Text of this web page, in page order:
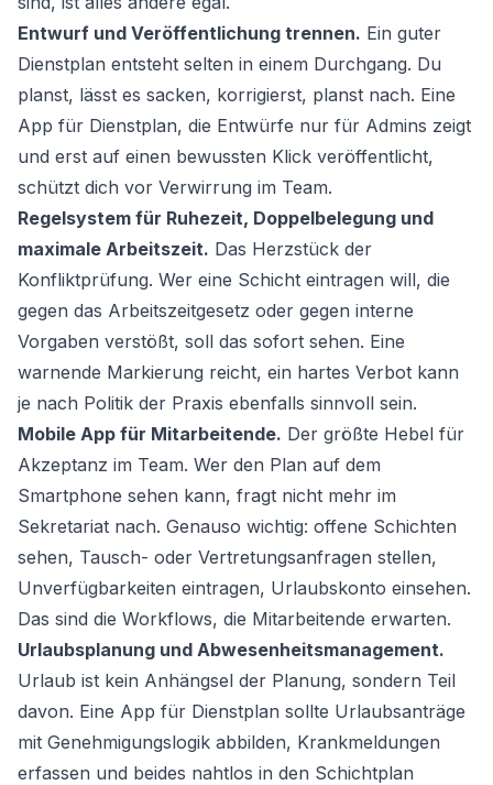
Entwurf und Veröffentlichung trennen. Ein guter
Dienstplan entsteht selten in einem Durchgang. Du
planst, lässt es sacken, korrigierst, planst nach. Eine
App für Dienstplan, die Entwürfe nur für Admins zeigt
und erst auf einen bewussten Klick veröffentlicht,
schützt dich vor Verwirrung im Team.
Regelsystem für Ruhezeit, Doppelbelegung und
maximale Arbeitszeit. Das Herzstück der
Konfliktprüfung. Wer eine Schicht eintragen will, die
gegen das Arbeitszeitgesetz oder gegen interne
Vorgaben verstößt, soll das sofort sehen. Eine
warnende Markierung reicht, ein hartes Verbot kann
je nach Politik der Praxis ebenfalls sinnvoll sein.
Mobile App für Mitarbeitende. Der größte Hebel für
Akzeptanz im Team. Wer den Plan auf dem
Smartphone sehen kann, fragt nicht mehr im
Sekretariat nach. Genauso wichtig: offene Schichten
sehen, Tausch- oder Vertretungsanfragen stellen,
Unverfügbarkeiten eintragen, Urlaubskonto einsehen.
Das sind die Workflows, die Mitarbeitende erwarten.
Urlaubsplanung und Abwesenheitsmanagement.
Urlaub ist kein Anhängsel der Planung, sondern Teil
davon. Eine App für Dienstplan sollte Urlaubsanträge
mit Genehmigungslogik abbilden, Krankmeldungen
erfassen und beides nahtlos in den Schichtplan